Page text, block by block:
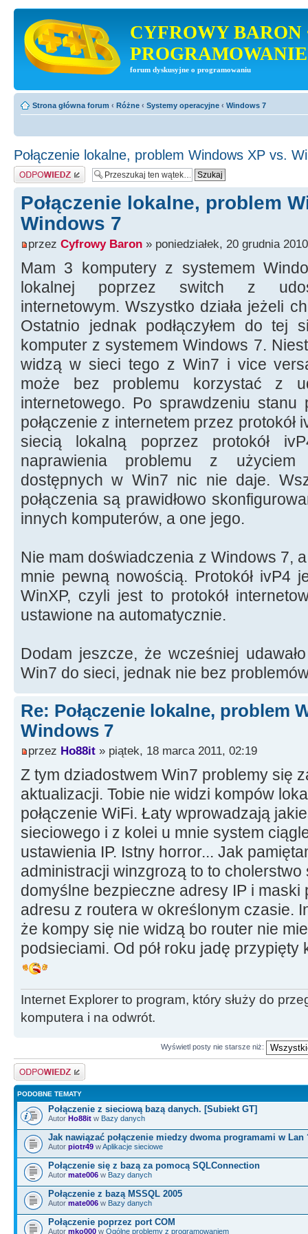
CYFROWY BARON
PROGRAMOWANIE
forum dyskusyjne o programowaniu
Strona główna forum ‹ Różne ‹ Systemy operacyjne ‹ Windows 7
Połączenie lokalne, problem Windows XP vs.
Odpowiedz
Połączenie lokalne, problem
Windows 7
przez Cyfrowy Baron » poniedziałek, 20 grudnia
Mam 3 komputery z systemem
lokalnej poprzez switch z
internetowym. Wszystko działa jeżeli
Ostatnio jednak podłączyłem do tej
komputer z systemem Windows 7.
widzą w sieci tego z Win7 i vice
może bez problemu korzystać z
internetowego. Po sprawdzeniu stanu
połączenie z internetem przez protokół
siecią lokalną poprzez protokół
naprawienia problemu z użyciem
dostępnych w Win7 nic nie daje.
połączenia są prawidłowo
innych komputerów, a one jego.
Nie mam doświadczenia z Windows 7,
mnie pewną nowością. Protokół ivP4
WinXP, czyli jest to protokół
ustawione na automatycznie.
Dodam jeszcze, że wcześniej
Win7 do sieci, jednak nie bez
Re: Połączenie lokalne, problem
Windows 7
przez Ho88it » piątek, 18 marca 2011, 02:19
Z tym dziadostwem Win7 problemy się
aktualizacji. Tobie nie widzi kompów
połączenie WiFi. Łaty wprowadzają
sieciowego i z kolei u mnie system
ustawienia IP. Istny horror... Jak
administracji winzgrozą to to cholerstwo
domyślne bezpieczne adresy IP i maski
adresu z routera w określonym czasie.
że kompy się nie widzą bo router nie
podsieciami. Od pół roku jadę
Internet Explorer to program, który służy do
komputera i na odwrót.
Wyświetl posty nie starsze niż:
Odpowiedz
PODOBNE TEMATY
Połączenie z sieciową bazą danych. [Subiekt GT]
Autor Ho88it w Bazy danych
Jak nawiązać połączenie miedzy dwoma programami w Lan
Autor piotr49 wAplikacje sieciowe
Połączenie się z bazą za pomocą SQLConnection
Autor mate006 w Bazy danych
Połączenie z bazą MSSQL 2005
Autor mate006 w Bazy danych
Połączenie poprzez port COM
Autor mko000 w Ogólne problemy z programowaniem